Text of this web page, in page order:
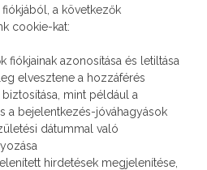
a következők
cookie-kat:
fiókjainak azonosítása és letiltása
elvesztene a hozzáférés
mint például a
a bejelentkezés-jóváhagyások
dátummal való
hirdetések megjelenítése,